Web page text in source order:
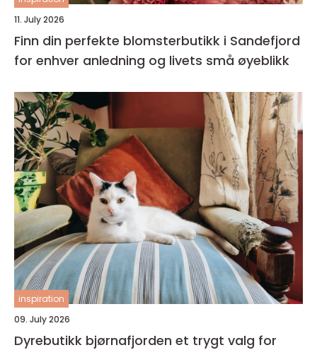
11. July 2026
Finn din perfekte blomsterbutikk i Sandefjord
for enhver anledning og livets små øyeblikk
inspiration
09. July 2026
Dyrebutikk bjørnafjorden et trygt valg for